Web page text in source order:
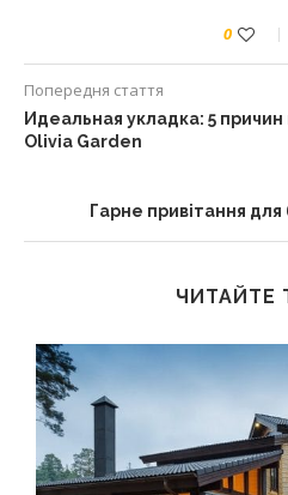
0
Попередня стаття
Идеальная укладка: 5
Olivia Garden
Гарне привітання для
ЧИТАЙТЕ